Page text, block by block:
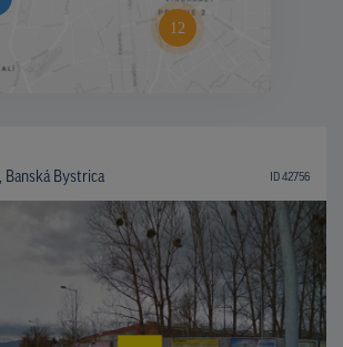
Banská Bystrica ID 42756